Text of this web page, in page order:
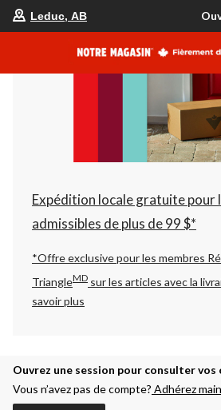
votre
est
AB,
Ouvert,
à
22:00
changer
Leduc, AB
Expédition locale gratuite pour
admissibles de plus de 99 $*
*Offre exclusive pour les membres
TriangleMD sur les articles avec la
savoir plus
Ouvrez une session pour consulter
Vous n’avez pas de compte? Adhérez